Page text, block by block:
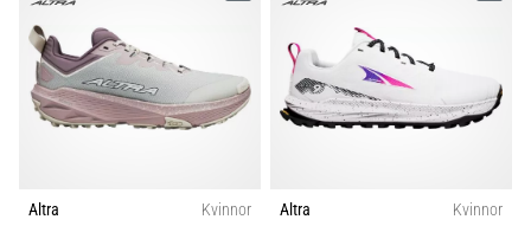
Altra
Kvinnor
Altra
Kvinnor